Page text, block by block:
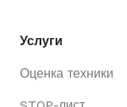
Услуги
Оценка техники